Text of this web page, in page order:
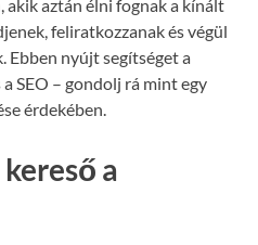
akik aztán élni fognak a kínált
feliratkozzanak és végül
Ebben nyújt segítséget a
SEO – gondolj rá mint egy
érdekében.
a